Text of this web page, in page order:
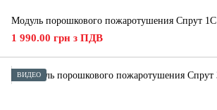
Модуль порошкового пожаротушения Спрут 1С
1 990.00 грн з ПДВ
ВИДЕО